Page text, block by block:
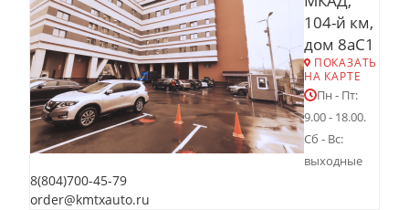
104-й км,
дом 8аС1
ПОКАЗАТЬ
НА КАРТЕ
Пн - Пт:
9.00 - 18.00.
Сб - Вс:
выходные
8(804)700-45-79
order@kmtxauto.ru